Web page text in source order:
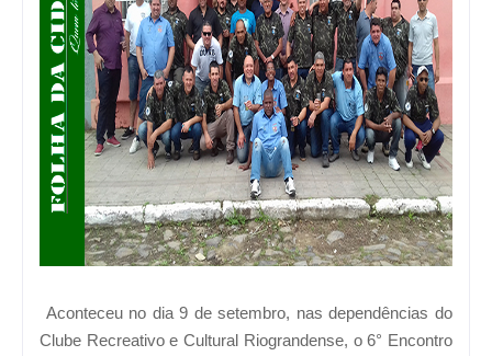
Aconteceu no dia 9 de setembro, nas dependências do
Clube Recreativo e Cultural Riograndense, o 6° Encontro